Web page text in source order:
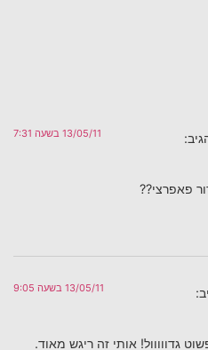
13/05/11 בשעה 7:31
13/05/11 בשעה 9:05
אותי זה ריגש מאוד.